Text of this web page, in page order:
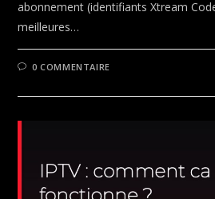
abonnement (identifiants Xtream
meilleures…
0 COMMENTAIRE